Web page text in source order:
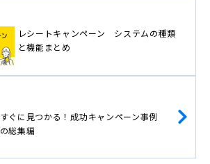
レシートキャンペーン システムの種類
と機能まとめ
すぐに見つかる！成功キャンペーン事例
の総集編